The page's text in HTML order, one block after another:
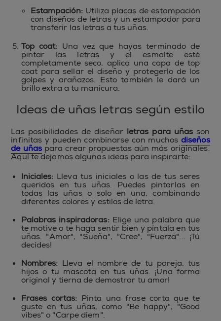
Estampación:Utiliza placas de estampación
con diseños de letras y un estampador para
transferir las letras a tus uñas.
Top coat: Una vez que hayas terminado de
pintar las letras y el esmalte esté
completamente seco, aplica una capa de top
coat para sellar el diseño y protegerlo de los
golpes y arañazos. Esto también le dará un
brillo extra a tu manicura.
Ideas de uñas letras según estilo
Las posibilidades de diseñar letras para uñas son
infinitas y pueden combinarse con muchos diseños
de uñas para crear propuestas aún más originales.
Aquí te dejamos algunas ideas para inspirarte:
Iniciales: Lleva tus iniciales o las de tus seres
queridos en tus uñas. Puedes pintarlas en
todas las uñas o solo en una, combinando
diferentes colores y estilos de letra.
Palabras inspiradoras:Elige una palabra que
te motive o te haga sentir bien y píntala en tus
uñas. "Amor", "Sueña", "Cree", "Fuerza"... ¡Tú
decides!
Nombres: Lleva el nombre de tu pareja, tus
hijos o tu mascota en tus uñas. ¡Una forma
original y tierna de demostrar tu amor!
Frases cortas: Pinta una frase corta que te
guste en tus uñas, como "Be happy", "Good
vibes" o "Carpe diem".